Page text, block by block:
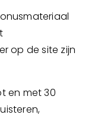
op de site zijn
en met 30